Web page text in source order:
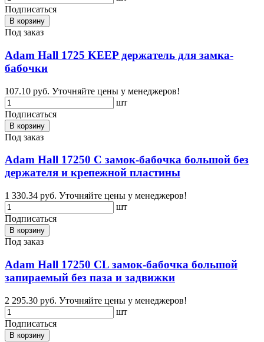
Подписаться
В корзину
Под заказ
Adam Hall 1725 KEEP держатель для замка-
бабочки
107.10 руб. Уточняйте цены у менеджеров!
шт
Подписаться
В корзину
Под заказ
Adam Hall 17250 C замок-бабочка большой без
держателя и крепежной пластины
1 330.34 руб. Уточняйте цены у менеджеров!
шт
Подписаться
В корзину
Под заказ
Adam Hall 17250 CL замок-бабочка большой
запираемый без паза и задвижки
2 295.30 руб. Уточняйте цены у менеджеров!
шт
Подписаться
В корзину